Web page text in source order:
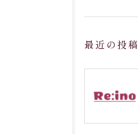
最近の投稿